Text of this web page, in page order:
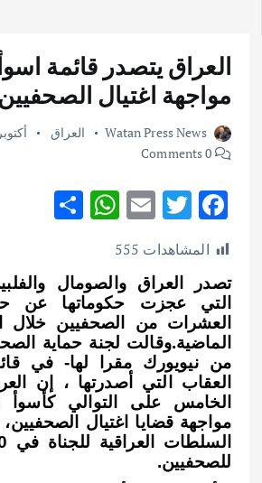
العراق يتصدر قائمة
مواجهة اغتيال الصحفيين
Watan Press News العراق
أكتوبر 25, 2012
F
ac
e
b
o
o
k
T
w
it
te
r
E
m
ai
l
W
s
A
p
p
e
المشاهدات 555
تصدر العراق والصومال
التي عجزت حكوماتها عن
العشرات من الصحفيين خلال
الماضية.وقالت لجنة حماية
من نيويورك مقرا لها- في
العقاب التي أصدرتها ، إن
الخامس على التوالي
مواجهة قضايا اغتيال
للصحفيين.